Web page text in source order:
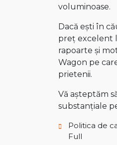
voluminoase.
Dacă ești în
preț excelent
rapoarte și
Wagon pe
prietenii.
Vă așteptăm
substanțiale
Politica de
Full